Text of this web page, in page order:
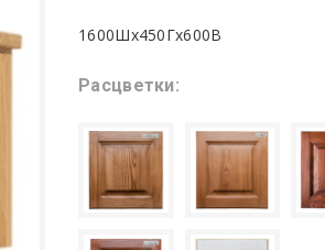
1600Шх450Гх600В
Расцветки: